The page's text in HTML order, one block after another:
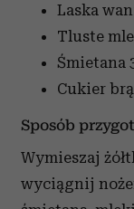
Laska
Tluste
Śmietana
Cukier
Sposób
Wymieszaj
wyciągnij